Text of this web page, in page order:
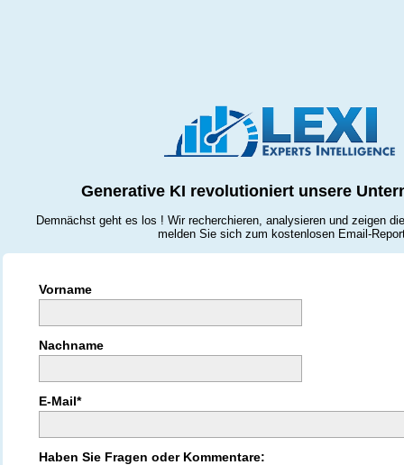
Generative KI revolutioniert unsere
Demnächst geht es los ! Wir recherchieren, analysieren und zeigen
melden Sie sich zum kostenlosen Email-
Vorname
Nachname
E-Mail*
Haben Sie Fragen oder Kommentare: